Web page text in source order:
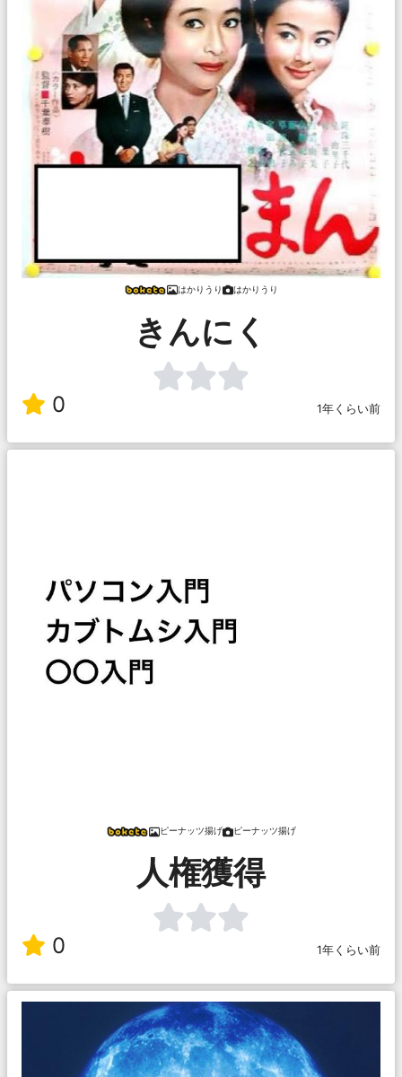
はかりうり はかりうり
きんにく
0 1年くらい前
ピーナッツ揚げ ピーナッツ揚げ
人権獲得
0 1年くらい前